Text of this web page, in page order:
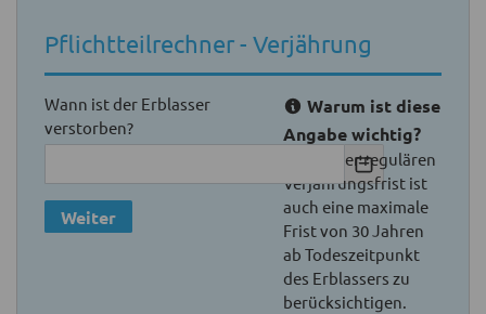
Pflichtteilrechner - Verjährung
Wann ist der Erblasser
verstorben?
Weiter
Warum ist diese
Angabe wichtig?
Neben der regulären
Verjährungsfrist ist
auch eine maximale
Frist von 30 Jahren
ab Todeszeitpunkt
des Erblassers zu
berücksichtigen.